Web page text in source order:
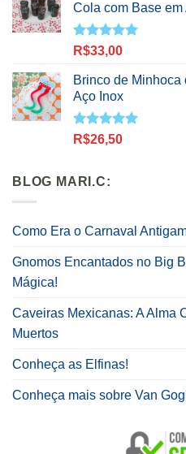
Cola com Base em
Avaliação
R$33,00
Brinco de Minhoca
Aço Inox
Avaliação
R$26,50
BLOG MARI.C:
Como Era o Carnaval
Gnomos Encantados no Big
Mágica!
Caveiras Mexicanas: A Alma
Muertos
Conheça as Elfinas!
Conheça mais sobre Van